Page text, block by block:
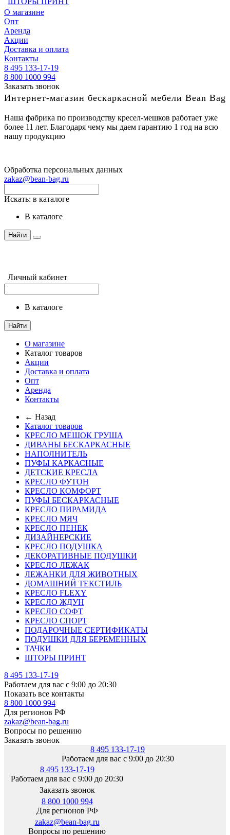
О магазине
Опт
Аренда
Акции
Доставка и оплата
Контакты
8 495 133-17-19
8 800 1000 994
Заказать звонок
Интернет-магазин бескаркасной мебели Bean Bag
Наша фабрика по производству кресел-мешков работает уже
более 11 лет. Благодаря чему мы даем гарантию 1 год на всю
нашу продукцию
Обработка персональных данных
zakaz@bean-bag.ru
Искать: в каталоге
в каталоге
Найти
Личный кабинет
в каталоге
Найти
О магазине
Каталог товаров
Акции
Доставка и оплата
Опт
Аренда
Контакты
← Назад
Каталог товаров
КРЕСЛО МЕШОК ГРУША
ДИВАНЫ БЕСКАРКАСНЫЕ
НАПОЛНИТЕЛЬ
ПУФЫ КАРКАСНЫЕ
ДЕТСКИЕ КРЕСЛА
КРЕСЛО ФУТОН
КРЕСЛО КОМФОРТ
ПУФЫ БЕСКАРКАСНЫЕ
КРЕСЛО ПИРАМИДА
КРЕСЛО МЯЧ
КРЕСЛО ПЕНЕК
ДИЗАЙНЕРСКИЕ
КРЕСЛО ПОДУШКА
ДЕКОРАТИВНЫЕ ПОДУШКИ
КРЕСЛО ЛЕЖАК
ЛЕЖАНКИ ДЛЯ ЖИВОТНЫХ
ДОМАШНИЙ ТЕКСТИЛЬ
КРЕСЛО FLEXY
КРЕСЛО ЖДУН
КРЕСЛО СОФТ
КРЕСЛО СПОРТ
ПОДАРОЧНЫЕ СЕРТИФИКАТЫ
ПОДУШКИ ДЛЯ БЕРЕМЕННЫХ
ТАЧКИ
ШТОРЫ ПРИНТ
8 495 133-17-19
Работаем для вас с 9:00 до 20:30
Показать все контакты
8 800 1000 994
Для регионов РФ
zakaz@bean-bag.ru
Вопросы по решению
Заказать звонок
8 495 133-17-19
Работаем для вас с 9:00 до 20:30
8 495 133-17-19
Работаем для вас с 9:00 до 20:30
Заказать звонок
8 800 1000 994
Для регионов РФ
zakaz@bean-bag.ru
Вопросы по решению